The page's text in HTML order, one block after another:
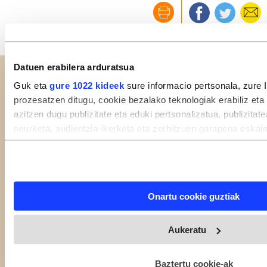
Datuen erabilera arduratsua
Guk eta gure 1022 kideek sure informacio pertsonala, zure
prozesatzen ditugu, cookie bezalako teknologiak erabiliz
azitzen dugu publizitate eta eduki pertsonalizatua,
neurketa, audientzia-ikerketa eta zerbitzuen garapena
eta zertarako erabiltzen dituen hautatzeko aukera duzu.
If you allow, we would also like to:
Collect information about your geographical location
Identify your device by actively scanning it for
Onartu cookie guztiak
Aukeratu
Baztertu cookie-ak
Erlazionatuta